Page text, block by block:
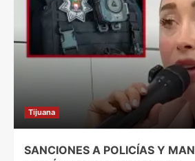
Tijuana
SANCIONES A POLICÍAS Y